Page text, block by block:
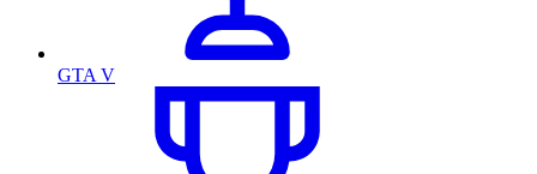
GTA V